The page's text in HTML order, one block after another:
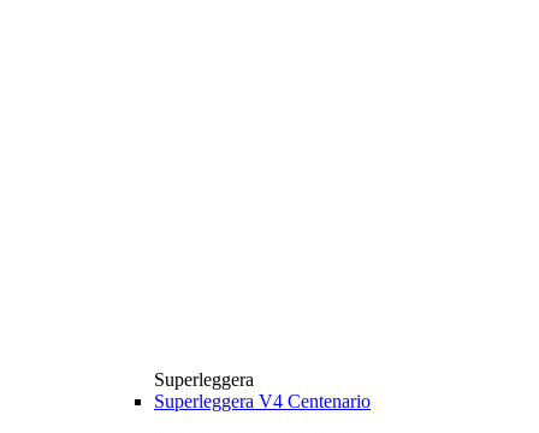
Superleggera
Superleggera V4 Centenario